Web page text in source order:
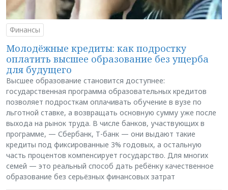
Финансы
Молодёжные кредиты: как подростку
оплатить высшее образование без ущерба
для будущего
Высшее образование становится доступнее:
государственная программа образовательных кредитов
позволяет подросткам оплачивать обучение в вузе по
льготной ставке, а возвращать основную сумму уже после
выхода на рынок труда. В числе банков, участвующих в
программе, — Сбербанк, Т-банк — они выдают такие
кредиты под фиксированные 3% годовых, а остальную
часть процентов компенсирует государство. Для многих
семей — это реальный способ дать ребёнку качественное
образование без серьёзных финансовых затрат